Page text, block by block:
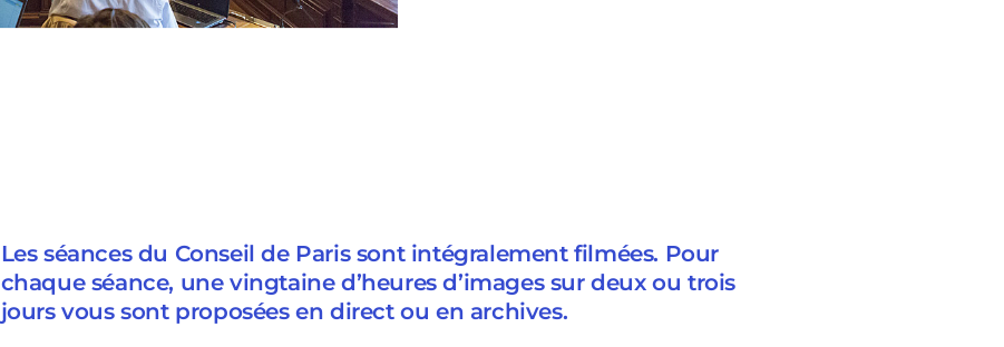
Les séances du Conseil de Paris sont intégralement filmées. Pour
chaque séance, une vingtaine d’heures d’images sur deux ou trois
jours vous sont proposées en direct ou en archives.